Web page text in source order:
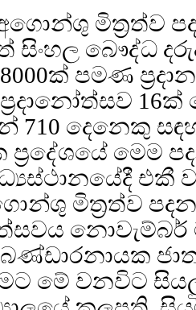
අගොන්ශු මිත්‍රත්ව
සිංහල බෞද්ධ
පමණ
දෙනෙකු
මෙම
එකී
මිත්‍රත්ව
නොවැම්බර්
මේ වනවිට